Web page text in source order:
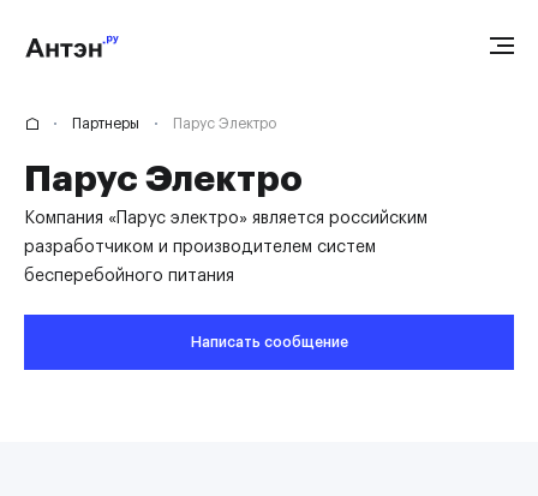
Партнеры Парус Электро
Парус Электро
Компания «Парус электро» является российским
разработчиком и производителем систем
бесперебойного питания
Написать сообщение